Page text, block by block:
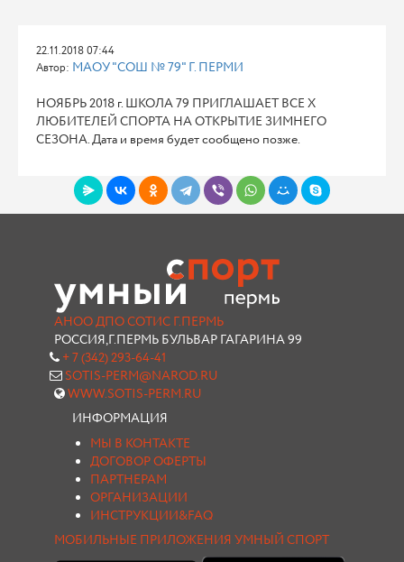
22.11.2018 07:44
Автор: МАОУ "СОШ № 79" Г. ПЕРМИ
НОЯБРЬ 2018 г. ШКОЛА 79 ПРИГЛАШАЕТ ВСЕ Х
ЛЮБИТЕЛЕЙ СПОРТА НА ОТКРЫТИЕ ЗИМНЕГО
СЕЗОНА. Дата и время будет сообщено позже.
АНОО ДПО СОТИС Г.ПЕРМЬ
РОССИЯ,Г.ПЕРМЬ БУЛЬВАР ГАГАРИНА 99
+ 7 (342) 293-64-41
SOTIS-PERM@NAROD.RU
WWW.SOTIS-PERM.RU
ИНФОРМАЦИЯ
МЫ В КОНТАКТЕ
ДОГОВОР ОФЕРТЫ
ПАРТНЕРАМ
ОРГАНИЗАЦИИ
ИНСТРУКЦИИ&FAQ
МОБИЛЬНЫЕ ПРИЛОЖЕНИЯ УМНЫЙ СПОРТ